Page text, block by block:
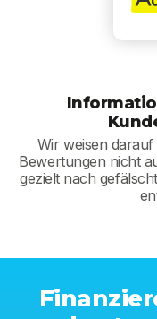
Wir weisen
Bewertungen nicht
gezielt nach